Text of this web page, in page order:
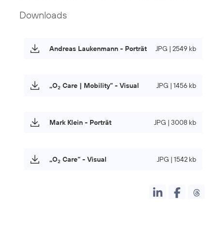
Downloads
Andreas Laukenmann - Porträt JPG | 2549 kb
Mark Klein - Porträt JPG | 3008 kb
„O2 Care | Mobility“ - Visual JPG | 1456 kb
„O2 Care“ - Visual JPG | 1542 kb